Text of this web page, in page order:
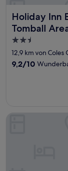
Holiday Inn
Tomball
Holiday Inn
2.5-
Sterne-
Unterkunft
12,9 km von
9.2
9,2/10
Comfort Suites